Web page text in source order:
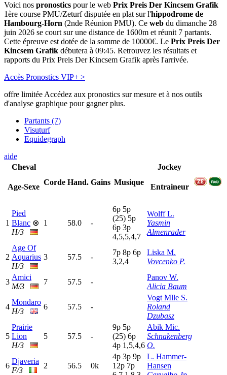
Voici nos pronostics pour le web Prix Preis Der Kincsem Grafik
1ère course PMU/Zeturf disputée en plat sur l'hippodrome de
Hambourg-Horn (2nde Réunion PMU). Ce web du dimanche 28
juin 2026 se court sur une distance de 1600m et réunit 7 partants.
Cette épreuve est dotée de la somme de 10000€. Le Prix Preis Der
Kincsem Grafik débutera à 09:45. Retrouvez les résultats et
rapports du Prix Preis Der Kincsem Grafik après l'arrivée.
Accès Pronostics VIP+ >
offre limitée Accédez aux pronostics sur mesure et à nos outils
d'analyse graphique pour gagner plus.
Partants (7)
Visuturf
Equidegraph
aide
Cheval
Age-Sexe
Corde Hand. Gains Musique
Jockey
Entraineur
1
Pied
Blanc ⊗
H/3
1 58.0 -
6p 5p
(25) 5p
6p 3p
4,5,5,4,7
Wolff L.
Yasmin
Almenrader
2
Age Of
Aquarius
H/3
3 57.5 -
7p 8p 6p
3,2,4
Liska M.
Vovcenko P.
3
Amici
M/3
7 57.5 -
Panov W.
Alicia Baum
4
Mondaro
H/3
6 57.5 -
Vogt Mlle S.
Roland
Dzubasz
5
Prairie
Lion
H/3
5 57.5 -
9p 5p
(25) 6p
4p 1,5,4,6
Abik Mic.
Schnakenberg
O.
6
Djaveria
F/3
2 56.5 0k
4p 3p 9p
12p 7p
L. Hammer-
Hansen